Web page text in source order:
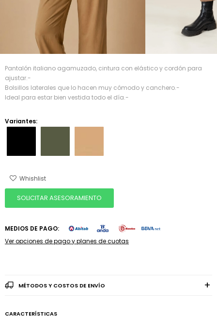
Pantalón italiano agamuzado, cintura con elástico y cordón para
ajustar.-
Bolsillos laterales que lo hacen muy cómodo y canchero.-
Ideal para estar bien vestida todo el día.-
Variantes:
SOLICITAR ASESORAMIENTO
MEDIOS DE PAGO:
Ver opciones de pago y planes de cuotas
MÉTODOS Y COSTOS DE ENVÍO
CARACTERÍSTICAS